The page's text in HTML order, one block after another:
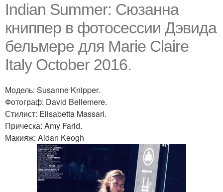
Indian Summer: Сюзанна
книппер в фотосессии Дэвида
бельмере для Marie Claire
Italy October 2016.
Модель: Susanne Knipper.
Фотограф: David Bellemere.
Стилист: Elisabetta Massari.
Прическа: Amy Farid.
Макияж: Aidan Keogh